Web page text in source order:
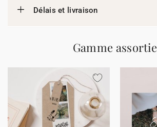
Délais et livraison
Gamme assortie